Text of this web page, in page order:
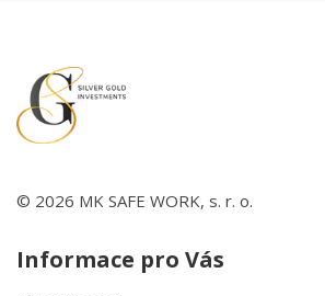
© 2026 MK SAFE WORK, s. r. o.
Informace pro Vás